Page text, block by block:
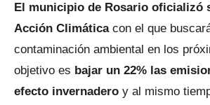
El municipio de Rosario oficializó
Acción Climáticacon el que
contaminación ambiental en los
objetivo es bajar un 22% las
efecto invernadero y al mismo